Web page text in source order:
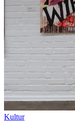
Kultur